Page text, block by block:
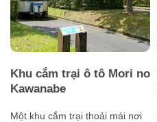
Khu cắm trại ô tô Mori no
Kawanabe
Một khu cắm trại thoải mái nơi